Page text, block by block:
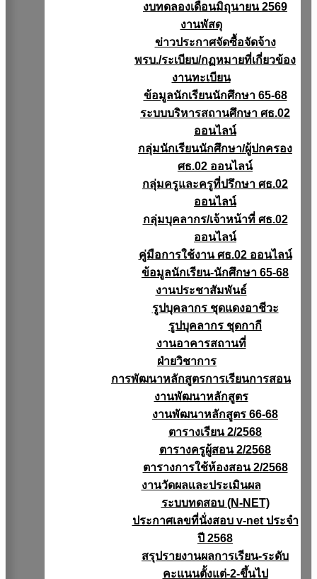
งบทดลองเดือนมิถุนายน 2569
งานพัสดุ
ข่าวประกาศจัดซื้อจัดจ้าง
พรบ./ระเบียบ/กฏหมายที่เกี่ยวข้อง
งานทะเบียน
ข้อมูลนักเรียนนักศึกษา 65-68
ระบบบริหารสถานศึกษา ศธ.02
ออนไลน์
กลุ่มนักเรียนนักศึกษา/ผู้ปกครอง
ศธ.02 ออนไลน์
กลุ่มครูและครูที่ปรึกษา ศธ.02
ออนไลน์
กลุ่มบุคลากร/เจ้าหน้าที่ ศธ.02
ออนไลน์
คู่มือการใช้งาน ศธ.02 ออนไลน์
ข้อมูลนักเรียน-นักศึกษา 65-68
งานประชาสัมพันธ์
รูปบุคลากร ชุดแดงอาชีวะ
รูปบุคลากร ชุดกากี
งานอาคารสถานที่
ฝ่ายวิชาการ
การพัฒนาหลักสูตรการเรียนการสอน
งานพัฒนาหลักสูตร
งานพัฒนาหลักสูตร 66-68
ตารางเรียน 2/2568
ตารางครูผู้สอน 2/2568
ตารางการใช้ห้องสอน 2/2568
งานวัดผลเเละประเมินผล
ระบบทดสอบ (N-NET)
ประกาศเลขที่นั่งสอบ v-net ประจำ
ปี 2568
สรุปรายงานผลการเรียน-ระดับ
คะแนนตั้งแต่-2-ขึ้นไป